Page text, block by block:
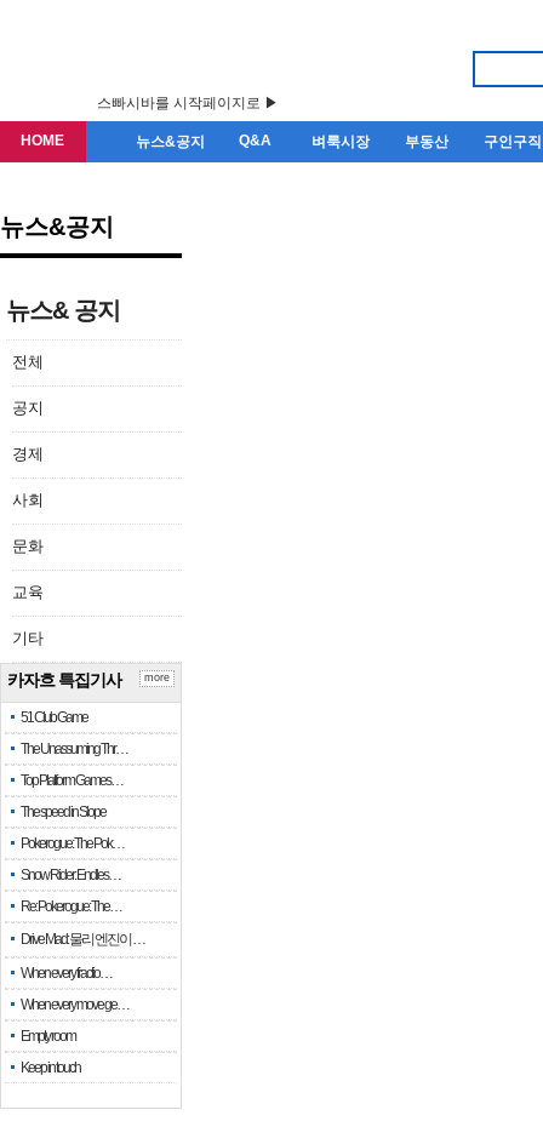
스빠시바를 시작페이지로 ▶
HOME 뉴스&공지 Q&A 벼룩시장 부동산 구인구직
뉴스&공지
뉴스& 공지
전체
공지
경제
사회
문화
교육
기타
카자흐 특집기사
51 Club Game
The Unassuming Thr…
Top Platform Games…
The speed in Slope
Pokerogue: The Pok…
Snow Rider: Endles…
Re: Pokerogue: The…
Drive Mad: 물리 엔진이 …
When every fractio…
When every move ge…
Empty room
Keep in touch
more